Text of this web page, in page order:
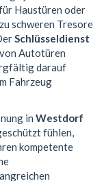
Haustüren oder
schweren Tresore
Schlüsseldienst
Autotüren
darauf
Fahrzeug
in Westdorf
fühlen,
kompetente